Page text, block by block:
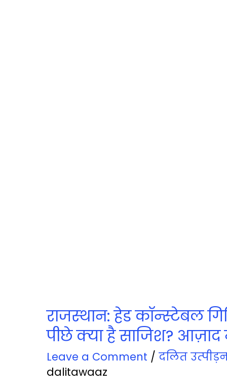
राजस्‍थान: हेड कॉन्‍स्‍टेबल
पीछे क्‍या है साजिश? आज़ाद
Leave a Comment / दलित
dalitawaaz